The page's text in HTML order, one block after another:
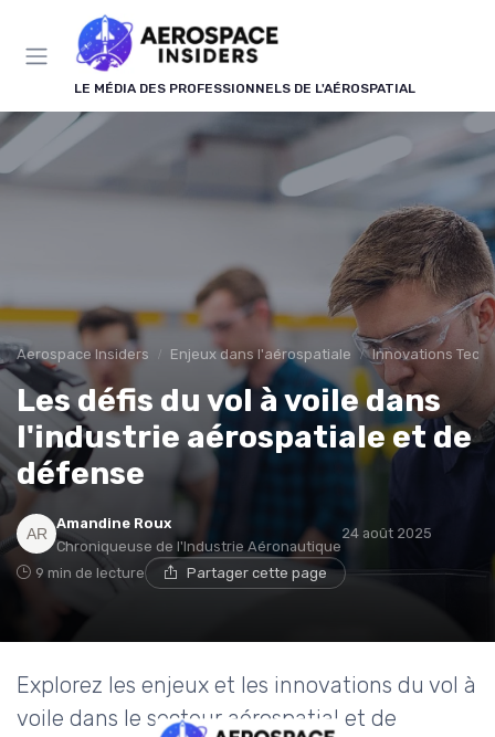
LE MÉDIA DES PROFESSIONNELS DE L'AÉROSPATIAL
Aerospace Insiders Enjeux dans l'aérospatiale Innovations
Les défis du vol à voile dans
l'industrie aérospatiale et de
défense
Amandine Roux
Chroniqueuse de l'Industrie Aéronautique
24 août 2025
9 min de lecture Partager cette page
Explorez les enjeux et les innovations du vol à
voile dans le secteur aérospatial et de
Panneau de gestion des cookies